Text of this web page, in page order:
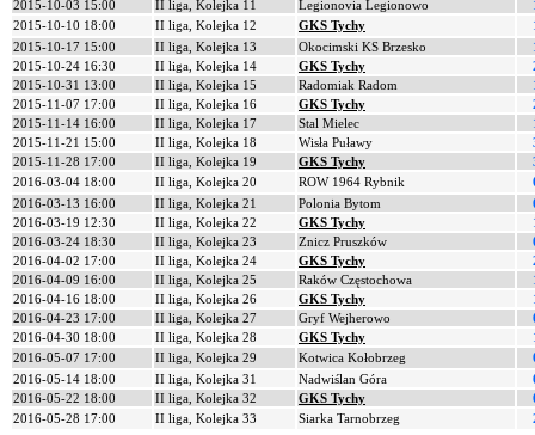
2015-10-03 15:00
II liga, Kolejka 11 Legionovia Legionowo
2015-10-10 18:00
II liga, Kolejka 12 GKS Tychy
2015-10-17 15:00
II liga, Kolejka 13 Okocimski KS Brzesko
2015-10-24 16:30
II liga, Kolejka 14 GKS Tychy
2015-10-31 13:00
II liga, Kolejka 15 Radomiak Radom
2015-11-07 17:00
II liga, Kolejka 16 GKS Tychy
2015-11-14 16:00
II liga, Kolejka 17 Stal Mielec
2015-11-21 15:00
II liga, Kolejka 18 Wisła Puławy
2015-11-28 17:00
II liga, Kolejka 19 GKS Tychy
2016-03-04 18:00
II liga, Kolejka 20 ROW 1964 Rybnik
2016-03-13 16:00
II liga, Kolejka 21 Polonia Bytom
2016-03-19 12:30
II liga, Kolejka 22 GKS Tychy
2016-03-24 18:30
II liga, Kolejka 23 Znicz Pruszków
2016-04-02 17:00
II liga, Kolejka 24 GKS Tychy
2016-04-09 16:00
II liga, Kolejka 25 Raków Częstochowa
2016-04-16 18:00
II liga, Kolejka 26 GKS Tychy
2016-04-23 17:00
II liga, Kolejka 27 Gryf Wejherowo
2016-04-30 18:00
II liga, Kolejka 28 GKS Tychy
2016-05-07 17:00
II liga, Kolejka 29 Kotwica Kołobrzeg
2016-05-14 18:00
II liga, Kolejka 31 Nadwiślan Góra
2016-05-22 18:00
II liga, Kolejka 32 GKS Tychy
2016-05-28 17:00
II liga, Kolejka 33 Siarka Tarnobrzeg